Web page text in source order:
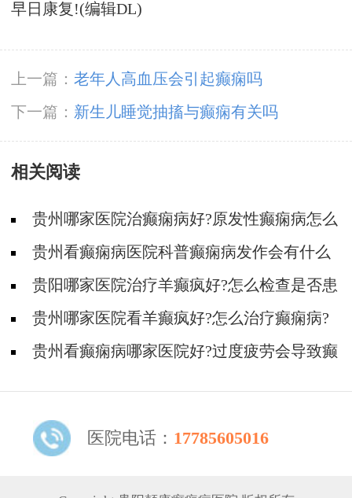
早日康复!(编辑DL)
上一篇： 老年人高血压会引起癫痫吗
下一篇： 新生儿睡觉抽搐与癫痫有关吗
相关阅读
贵州哪家医院治癫痫病好?原发性癫痫病怎么
治疗好?
贵州看癫痫病医院科普癫痫病发作会有什么
症状?贵阳哪家医院治疗羊癫疯好?怎么检查是否患
有癫痫病?
贵州哪家医院看羊癫疯好?怎么治疗癫痫病?
贵州看癫痫病哪家医院好?过度疲劳会导致癫
医院电话： 17785605016